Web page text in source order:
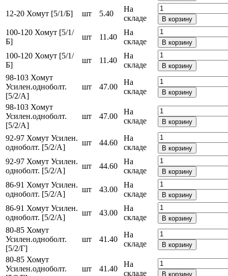
12-20 Хомут [5/1/Б] шт 5.40
На
складе
В корзину
100-120 Хомут [5/1/
Б]
шт 11.40
На
складе
В корзину
100-120 Хомут [5/1/
Б]
шт 11.40
На
складе
В корзину
98-103 Хомут
Усилен.одноболт.
[5/2/А]
шт 47.00
На
складе
В корзину
98-103 Хомут
Усилен.одноболт.
[5/2/А]
шт 47.00
На
складе
В корзину
92-97 Хомут Усилен.
одноболт. [5/2/А]
шт 44.60
На
складе
В корзину
92-97 Хомут Усилен.
одноболт. [5/2/А]
шт 44.60
На
складе
В корзину
86-91 Хомут Усилен.
одноболт. [5/2/А]
шт 43.00
На
складе
В корзину
86-91 Хомут Усилен.
одноболт. [5/2/А]
шт 43.00
На
складе
В корзину
80-85 Хомут
Усилен.одноболт.
[5/2/Г]
шт 41.40
На
складе
В корзину
80-85 Хомут
Усилен.одноболт.
шт 41.40
На
складе
В корзину